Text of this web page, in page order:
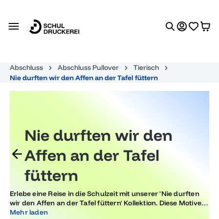
Abschluss Abschluss Pullover
Tierisch
Nie durften wir den Affen an der Tafel füttern
Nie durften wir den
Affen an der Tafel
füttern
Erlebe eine Reise in die Schulzeit mit unserer 'Nie durften
wir den Affen an der Tafel füttern' Kollektion. Diese Motive
fangen die Essenz unvergesslicher Abschlussfeiern und
Mehr laden